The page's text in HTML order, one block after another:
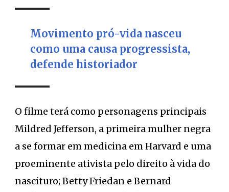
Movimento pró-vida nasceu
como uma causa progressista,
defende historiador
O filme terá como personagens principais
Mildred Jefferson, a primeira mulher negra
a se formar em medicina em Harvard e uma
proeminente ativista pelo direito à vida do
nascituro; Betty Friedan e Bernard